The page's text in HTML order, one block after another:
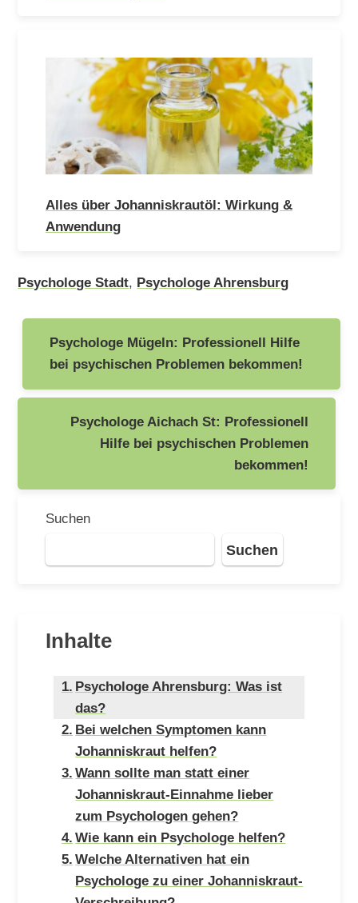
Alles über Johanniskrautöl: Wirkung &
Anwendung
Psychologe Stadt, Psychologe Ahrensburg
Beitragsnavigation
Psychologe Mügeln: Professionell Hilfe
bei psychischen Problemen bekommen!
Psychologe Aichach St: Professionell
Hilfe bei psychischen Problemen
bekommen!
Suchen
Suchen
Inhalte
Psychologe Ahrensburg: Was ist
das?
Bei welchen Symptomen kann
Johanniskraut helfen?
Wann sollte man statt einer
Johanniskraut-Einnahme lieber
zum Psychologen gehen?
Wie kann ein Psychologe helfen?
Welche Alternativen hat ein
Psychologe zu einer Johanniskraut-